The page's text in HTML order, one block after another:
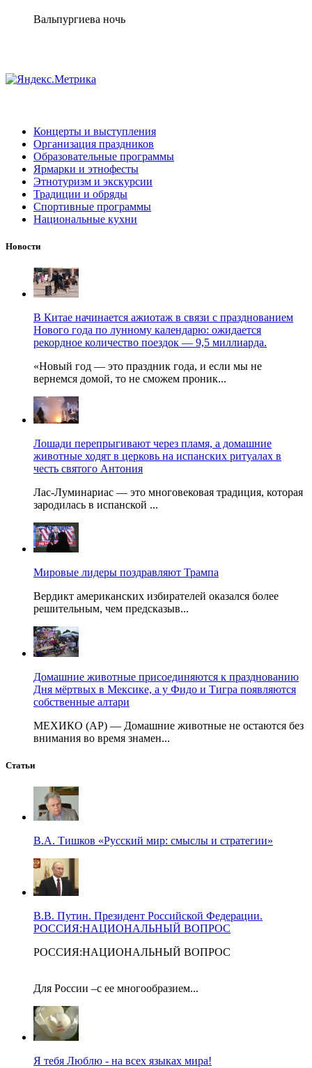
Вальпургиева ночь
Концерты и выступления
Организация праздников
Образовательные программы
Ярмарки и этнофесты
Этнотуризм и экскурсии
Традиции и обряды
Спортивные программы
Национальные кухни
Новости
В Китае начинается ажиотаж в связи с празднованием
Нового года по лунному календарю: ожидается
рекордное количество поездок — 9,5 миллиарда.
«Новый год — это праздник года, и если мы не
вернемся домой, то не сможем проник...
Лошади перепрыгивают через пламя, а домашние
животные ходят в церковь на испанских ритуалах в
честь святого Антония
Лас-Луминариас — это многовековая традиция, которая
зародилась в испанской ...
Мировые лидеры поздравляют Трампа
Вердикт американских избирателей оказался более
решительным, чем предсказыв...
Домашние животные присоединяются к празднованию
Дня мёртвых в Мексике, а у Фидо и Тигра появляются
собственные алтари
МЕХИКО (AP) — Домашние животные не остаются без
внимания во время знамен...
Статьи
В.А. Тишков «Русский мир: смыслы и стратегии»
В.В. Путин. Президент Российской Федерации.
РОССИЯ:НАЦИОНАЛЬНЫЙ ВОПРОС
РОССИЯ:НАЦИОНАЛЬНЫЙ ВОПРОС
Для России –с ее многообразием...
Я тебя Люблю - на всех языках мира!